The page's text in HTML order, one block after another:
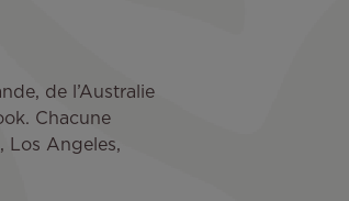
de l’Australie
Chacune
Los Angeles,